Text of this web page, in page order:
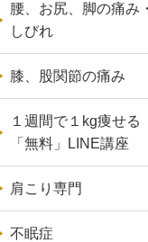
腰、お尻、脚の痛み・
しびれ
膝、股関節の痛み
１週間で１kg痩せる
「無料」LINE講座
肩こり専門
不眠症